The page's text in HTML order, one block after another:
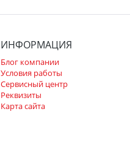
ИНФОРМАЦИЯ
Блог компании
Условия работы
Сервисный центр
Реквизиты
Карта сайта